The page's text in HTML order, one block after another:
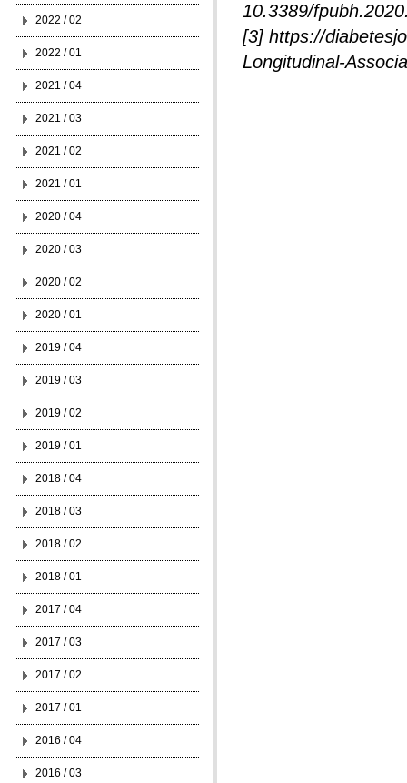
10.3389/
[3] https://
Longitudinal-
2022 / 02
2022 / 01
2021 / 04
2021 / 03
2021 / 02
2021 / 01
2020 / 04
2020 / 03
2020 / 02
2020 / 01
2019 / 04
2019 / 03
2019 / 02
2019 / 01
2018 / 04
2018 / 03
2018 / 02
2018 / 01
2017 / 04
2017 / 03
2017 / 02
2017 / 01
2016 / 04
2016 / 03